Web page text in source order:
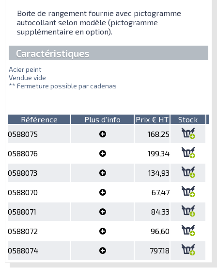
Boite de rangement fournie avec pictogramme
autocollant selon modèle (pictogramme
supplémentaire en option).
Caractéristiques
Acier peint
Vendue vide
** Fermeture possible par cadenas
Référence Plus d'info Prix € HT
Stock
0588075
168,25
0588076 199,34
0588073 134,93
0588070 67,47
0588071 84,33
0588072 96,60
0588074 797,18